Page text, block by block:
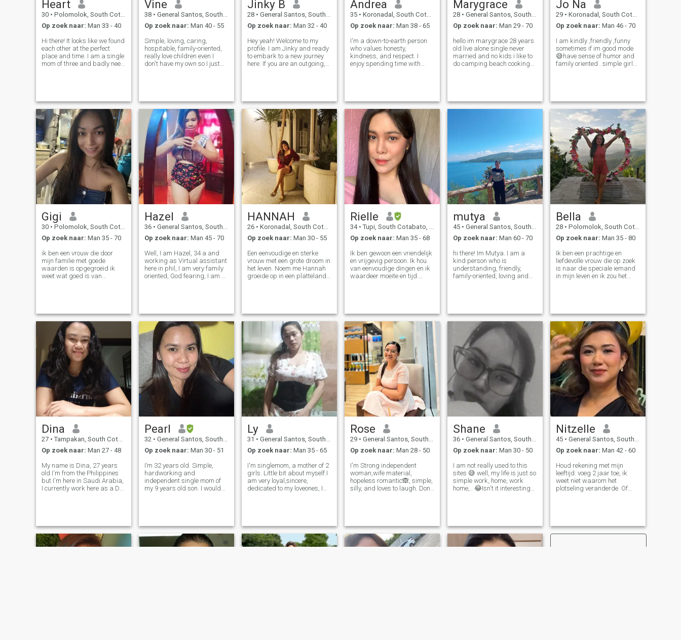
Heart
30 • Polomolok, South Cotabato, Filipijnen
Op zoek naar: Man 33 - 40
Hi there! It looks like we found
each other at the perfect
place and time. I am a single
mom of three and badly need
handle all the task
Vine
38 • General Santos, South Cotabato, Filipijnen
Op zoek naar: Man 40 - 55
Simple, loving, caring,
hospitable, family-oriented,
really love children even I
don't have my own so I just
coz I'm a little bit chubby, but
I
Jinky B
28 • General Santos, South Cotabato, Filipijnen
Op zoek naar: Man 32 - 40
Hey yeah! Welcome to my
profile. I am Jinky and ready
to embark to a new journey
here. If you are an outgoing,
foreign client, thus, c
Andrea
35 • Koronadal, South Cotabato, Filipijnen
Op zoek naar: Man 38 - 65
I'm a down-to-earth person
who values honesty,
kindness, and respect. I
enjoy spending time with
communication, trust, and
laughter are the found
Marygrace
28 • General Santos, South Cotabato, Filipijnen
Op zoek naar: Man 29 - 70
hello im marygrace 28 years
old live alone single never
married and no kids i like to
do camping beach cooking
renew on it and i have a
caregiver ce
Jo Na
29 • Koronadal, South Cotabato, Filipijnen
Op zoek naar: Man 46 - 70
I am kindly ,friendly ,funny
sometimes if im good mode
😅have sense of humor and
family oriented . simple girl
you have a lots of women in y
Gigi
30 • Polomolok, South Cotabato, Filipijnen
Op zoek naar: Man 35 - 70
ik ben een vrouw die door
mijn familie met goede
waarden is opgegroeid ik
weet wat goed is van
kennen en zeker lief en
aanhankelijk ben ik
misschien je kleine liefje uit
de Filippijnen 😘
Hazel
36 • General Santos, South Cotabato, Filipijnen
Op zoek naar: Man 45 - 70
Well, I am Hazel, 34 a and
working as Virtual assistant
here in phil, I am very family
oriented, God fearing, I am so
am very adventurous person,
I am
HANNAH
26 • Koronadal, South Cotabato, Filipijnen
Op zoek naar: Man 30 - 55
Een eenvoudige en sterke
vrouw met een grote droom in
het leven. Noem me Hannah
groeide op in een platteland
maar bereid om nieuwe
dingen in het leven te
verkennen om persoonlijk te
ontwikkelen.
Rielle
34 • Tupi, South Cotabato, Filipijnen
Op zoek naar: Man 35 - 68
Ik ben gewoon een vriendelijk
en vrijgevig persoon. Ik hou
van eenvoudige dingen en ik
waardeer moeite en tijd.
aanraking. Mijn hobby's zijn
koken, planten,
films/bioscoop. Ik woon
graag op het platteland,
zoals de stad dat doet met
de natuur.
mutya
45 • General Santos, South Cotabato, Filipijnen
Op zoek naar: Man 60 - 70
hi there! Im Mutya. I am a
kind person who is
understanding, friendly,
family-oriented, loving and
aquarius and an introverted
person thus i'd
Bella
28 • Polomolok, South Cotabato, Filipijnen
Op zoek naar: Man 35 - 80
Ik ben een prachtige en
liefdevolle vrouw die op zoek
is naar die speciale iemand
in mijn leven en ik zou het
van koken, van lange
wandelingen in het
maanlicht en van picknicken.
Als je een lieve vrouw wilt
leren kennen die je goed zal
behandelen, stuur me dan
gerust een bericht. Ik hoop
snel van je te horen.
Dina
27 • Tampakan, South Cotabato, Filipijnen
Op zoek naar: Man 27 - 48
My name is Dina, 27 years
old I'm from the Philippines
but I'm here in Saudi Arabia,
I currently work here as a Dh,
Site looking for a ser
Pearl
32 • General Santos, South Cotabato, Filipijnen
Op zoek naar: Man 30 - 51
I’m 32 years old. Simple,
hardworking and
independent single mom of
my 9 years old son. I would
stress so do be too serious in
life coz we need to be
Ly
31 • General Santos, South Cotabato, Filipijnen
Op zoek naar: Man 35 - 65
I'm singlemom, a mother of 2
girls. Little bit about myself.I
am very loyal,sincere,
dedicated to my loveones, I
to be surprise. I like outdoors
like
Rose
29 • General Santos, South Cotabato, Filipijnen
Op zoek naar: Man 28 - 50
I'm Strong independent
woman,wife material,
hopeless romantic🙈, simple,
silly, and loves to laugh. Don't
don't want drama either. Age
Shane
36 • General Santos, South Cotabato, Filipijnen
Op zoek naar: Man 30 - 50
I am not really used to this
sites 😅 well, my life is just so
simple work, home, work
home,.. 😂Isn't it interesting?
and I look b
Nitzelle
45 • General Santos, South Cotabato, Filipijnen
Op zoek naar: Man 42 - 60
Houd rekening met mijn
leeftijd: voeg 2 jaar toe, ik
weet niet waarom het
plotseling veranderde. Of
maken op iemand zodat ze
me mogen, want als ik dat